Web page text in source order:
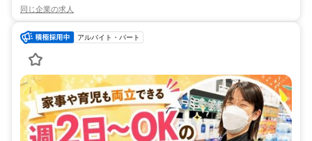
同じ企業の求人
アルバイト・パート